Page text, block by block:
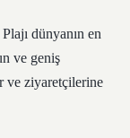
dünyanın en
ve geniş
ve ziyaretçilerine